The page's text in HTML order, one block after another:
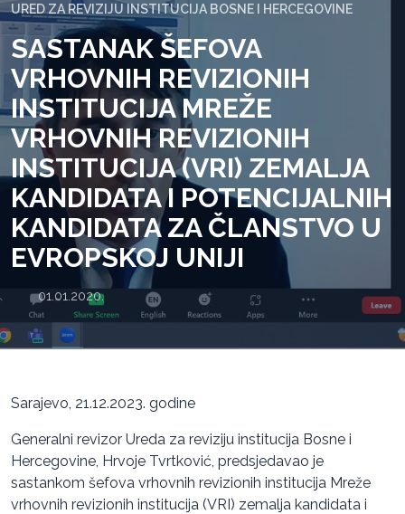
URED ZA REVIZIJU INSTITUCIJA BOSNE I HERCEGOVINE
SASTANAK ŠEFOVA
VRHOVNIH REVIZIONIH
INSTITUCIJA MREŽE
VRHOVNIH REVIZIONIH
INSTITUCIJA (VRI) ZEMALJA
KANDIDATA I POTENCIJALNIH
KANDIDATA ZA ČLANSTVO U
EVROPSKOJ UNIJI
01.01.2020.
Sarajevo, 21.12.2023. godine
Generalni revizor Ureda za reviziju institucija Bosne i
Hercegovine, Hrvoje Tvrtković, predsjedavao je
sastankom šefova vrhovnih revizionih institucija Mreže
vrhovnih revizionih institucija (VRI) zemalja kandidata i